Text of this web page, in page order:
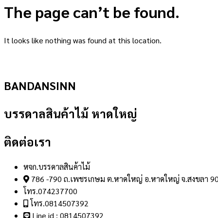
The page can’t be found.
It looks like nothing was found at this location.
BANDANSINN
บรรดาลสินค้าไม้ หาดใหญ่
ติดต่อเรา
หจก.บรรดาลสินค้าไม้
786 -790 ถ.เพชรเกษม ต.หาดใหญ่ อ.หาดใหญ่ จ.สงขลา
โทร.074237700
โทร.0814507392
Line id : 0814507392